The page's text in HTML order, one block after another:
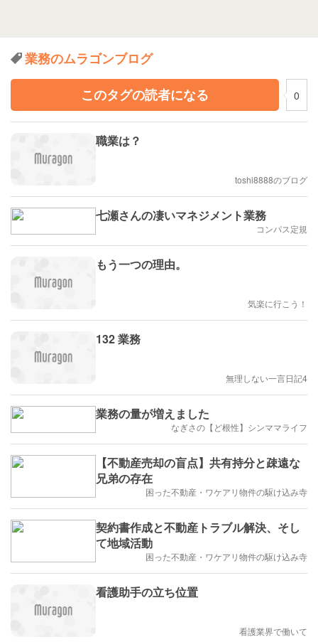
業務のムラゴンブログ
このタグの読者になる
0
職業は？
toshi8888のブログ
七瀬さんの凄いマネジメント業務
コンパス定規
もう一つの理由。
気楽に行こう！
132 業務
無理しない一言日記4
業務の量が増えました
なぎさの【ど根性】シンママライフ
【不動産売却の盲点】共有持分と疎遠な
兄弟の存在
困った不動産・ワケアリ物件の駆け込み寺
契約書作成と不動産トラブル解決、そし
て地域活動
困った不動産・ワケアリ物件の駆け込み寺
看護助手の立ち位置
看護業界で働いて